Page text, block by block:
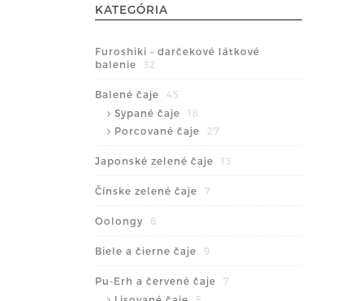
KATEGÓRIA
Furoshiki - darčekové látkové
balenie
32
Balené čaje
45
Sypané čaje
18
Porcované čaje
27
Japonské zelené čaje 13
Čínske zelené čaje 7
Oolongy 6
Biele a čierne čaje 9
Pu-Erh a červené čaje
7